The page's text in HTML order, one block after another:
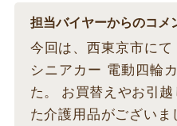
担当バイヤーからのコメ
今回は、西東京市に
シニアカー 電動四輪
た。 お買替えやお引
た介護用品がございま